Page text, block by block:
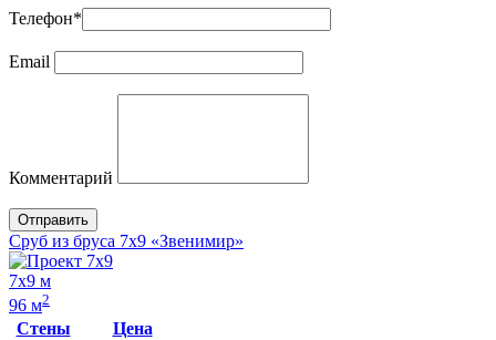
Телефон*
Email
Комментарий
Отправить
Сруб из бруса 7х9 «Звенимир»
7х9 м
96 м2
Стены
Цена